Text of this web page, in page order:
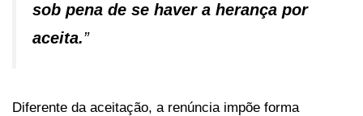
sob pena de se haver a herança por
aceita.”
Diferente da aceitação, a renúncia impõe forma